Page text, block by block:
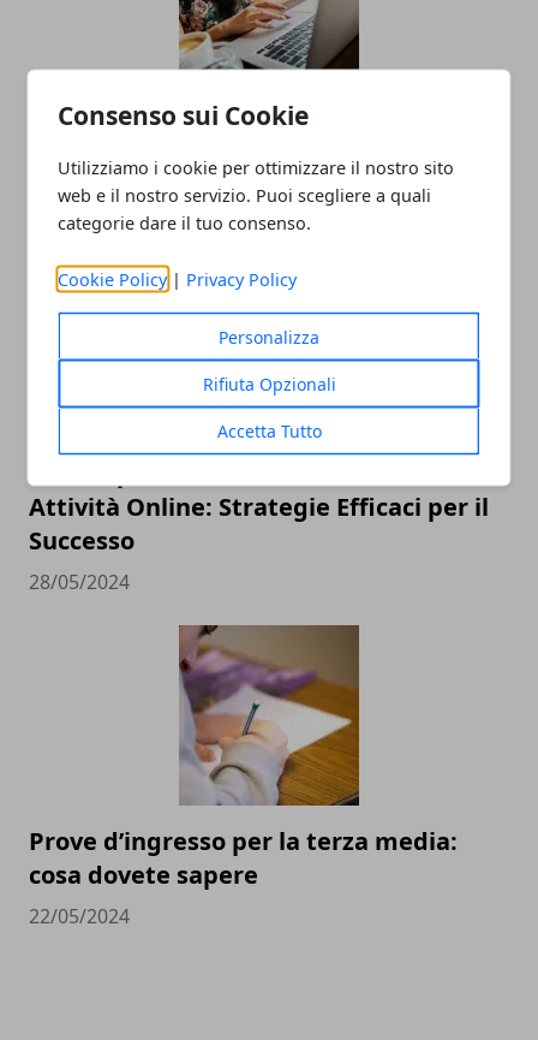
Consenso sui Cookie
Utilizziamo i cookie per ottimizzare il nostro sito
web e il nostro servizio. Puoi scegliere a quali
categorie dare il tuo consenso.
Cookie Policy | Privacy Policy
Personalizza
Rifiuta Opzionali
Accetta Tutto
nei lavori a turno
04/11/2024
Attività Online: Strategie Efficaci per il
Successo
28/05/2024
Prove d’ingresso per la terza media:
cosa dovete sapere
22/05/2024